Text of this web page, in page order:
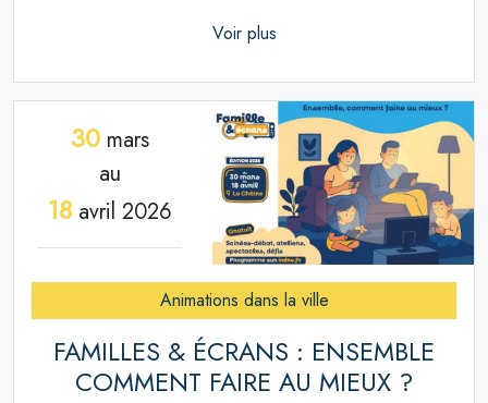
Voir plus
30mars
au
18avril 2026
Animations dans la ville
FAMILLES & ÉCRANS : ENSEMBLE
COMMENT FAIRE AU MIEUX ?